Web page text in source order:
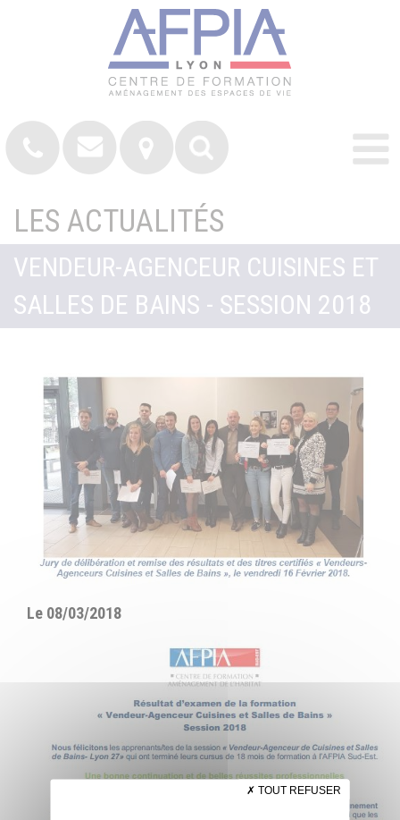
LES ACTUALITÉS
VENDEUR-AGENCEUR CUISINES ET
SALLES DE BAINS - SESSION 2018
Le 08/03/2018
TOUT REFUSER